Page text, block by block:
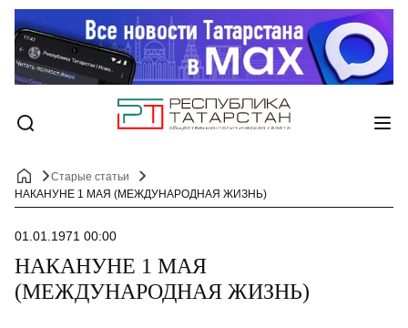
Старые статьи
НАКАНУНЕ 1 МАЯ (МЕЖДУНАРОДНАЯ ЖИЗНЬ)
01.01.1971 00:00
НАКАНУНЕ 1 МАЯ
(МЕЖДУНАРОДНАЯ ЖИЗНЬ)